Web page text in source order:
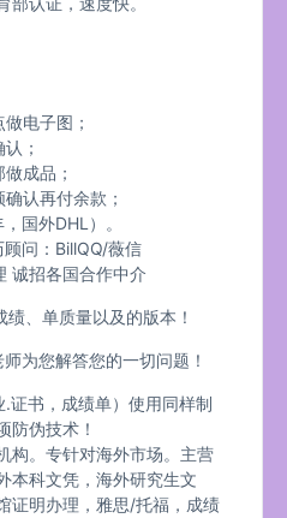
电子图；
；
成品；
认再付余款；
国外DHL）。
问：BillQQ/薇信
诚招各国合作中介
、单质量以及的版本！
为您解答您的一切问题！
证书，成绩单）使用同样制
防伪技术！
构。专针对海外市场。主营
本科文凭，海外研究生文
证明办理，雅思/托福，成绩